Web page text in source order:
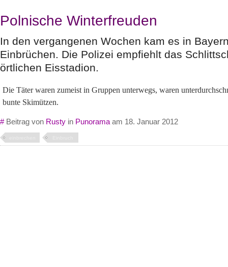
Polnische Winterfreuden
In den vergangenen Wochen kam es in
Einbrüchen. Die Polizei empfiehlt das
örtlichen Eisstadion.
Die Täter waren zumeist in Gruppen unterwegs, waren
bunte Skimützen.
#Beitrag von Rusty in Punorama am 18. Januar 2012